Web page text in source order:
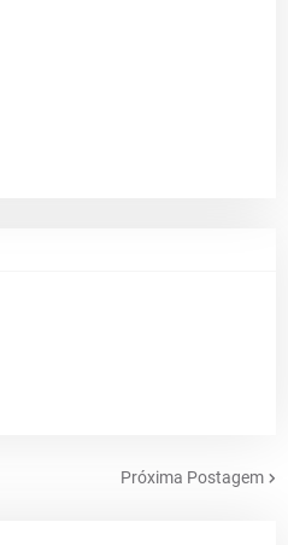
Próxima Postagem